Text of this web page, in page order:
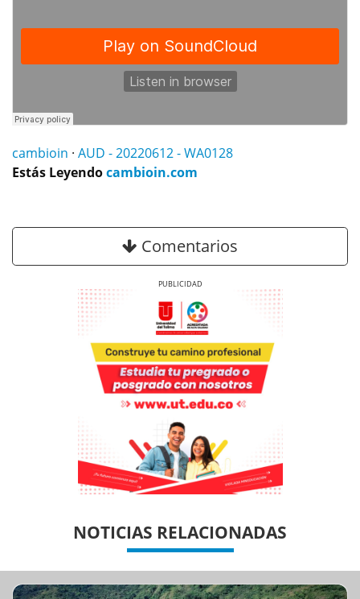
cambioin · AUD - 20220612 - WA0128
Estás Leyendocambioin.com
Comentarios
NOTICIAS RELACIONADAS